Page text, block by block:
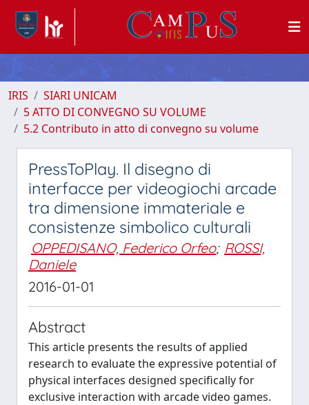
IRIS
SIARI UNICAM
5 ATTO DI CONVEGNO SU VOLUME
5.2 Contributo in atto di convegno su volume
PressToPlay. Il disegno di
interfacce per videogiochi arcade
tra dimensione immateriale e
consistenze simbolico culturali
OPPEDISANO, Federico Orfeo; ROSSI,
Daniele
2016-01-01
Abstract
This article presents the results of applied
research to evaluate the expressive potential of
physical interfaces designed specifically for
exclusive interaction with arcade video games.